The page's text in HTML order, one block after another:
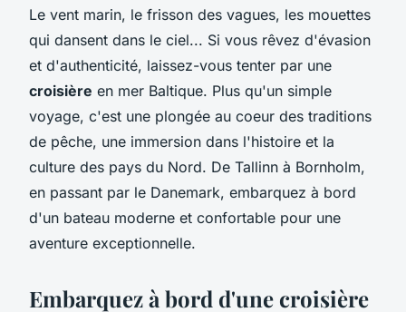
Le vent marin, le frisson des vagues, les mouettes
qui dansent dans le ciel... Si vous rêvez d'évasion
et d'authenticité, laissez-vous tenter par une
croisière en mer Baltique. Plus qu'un simple
voyage, c'est une plongée au coeur des traditions
de pêche, une immersion dans l'histoire et la
culture des pays du Nord. De Tallinn à Bornholm,
en passant par le Danemark, embarquez à bord
d'un bateau moderne et confortable pour une
aventure exceptionnelle.
Embarquez à bord d'une croisière